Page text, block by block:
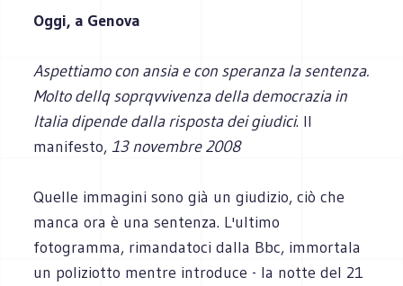
Oggi, a Genova
Aspettiamo con ansia e con speranza la sentenza.
Molto dellq soprqvvivenza della democrazia in
Italia dipende dalla risposta dei giudici. Il
manifesto,13 novembre 2008
Quelle immagini sono già un giudizio, ciò che
manca ora è una sentenza. L'ultimo
fotogramma, rimandatoci dalla Bbc, immortala
un poliziotto mentre introduce - la notte del 21